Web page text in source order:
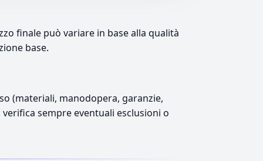
finale può variare in base alla qualità
base.
(materiali, manodopera, garanzie,
sempre eventuali esclusioni o